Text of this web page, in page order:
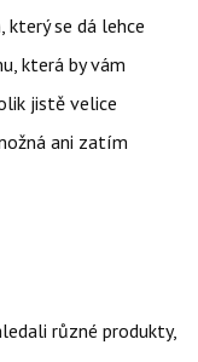
se dá lehce
která by vám
jistě velice
ani zatím
různé produkty,